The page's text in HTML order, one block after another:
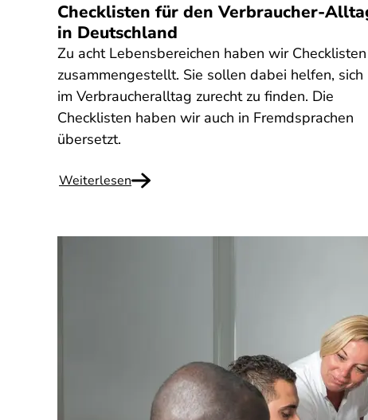
Checklisten für den Verbraucher-
in Deutschland
Zu acht Lebensbereichen haben wir Checklisten
zusammengestellt. Sie sollen dabei helfen, sich
im Verbraucheralltag zurecht zu finden. Die
Checklisten haben wir auch in Fremdsprachen
übersetzt.
Weiterlesen